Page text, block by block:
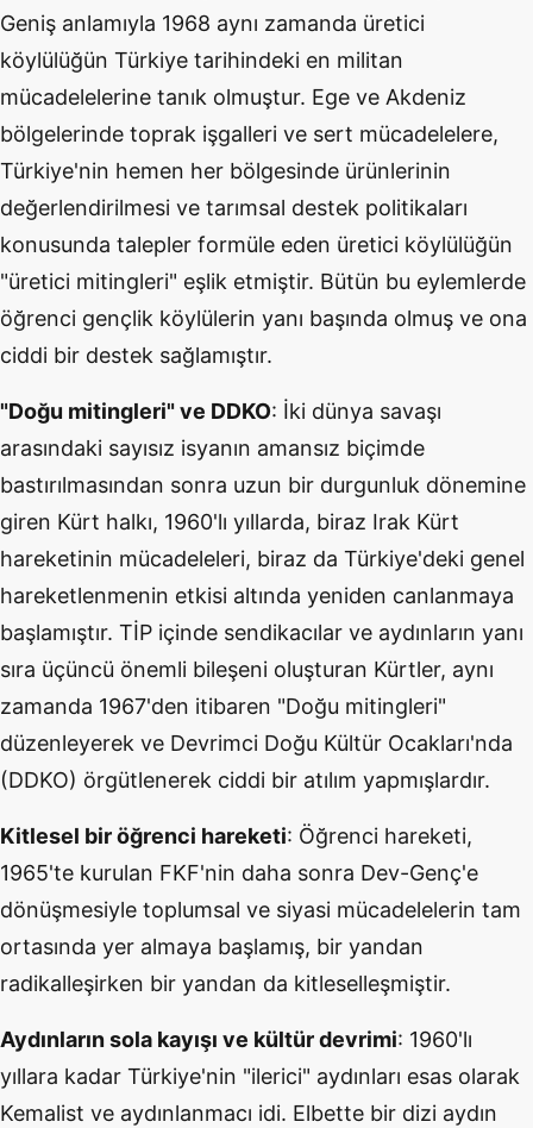
Geniş anlamıyla 1968 aynı zamanda üretici
köylülüğün Türkiye tarihindeki en militan
mücadelelerine tanık olmuştur. Ege ve Akdeniz
bölgelerinde toprak işgalleri ve sert mücadelelere,
Türkiye'nin hemen her bölgesinde ürünlerinin
değerlendirilmesi ve tarımsal destek politikaları
konusunda talepler formüle eden üretici köylülüğün
"üretici mitingleri" eşlik etmiştir. Bütün bu eylemlerde
öğrenci gençlik köylülerin yanı başında olmuş ve ona
ciddi bir destek sağlamıştır.
"Doğu mitingleri" ve DDKO: İki dünya savaşı
arasındaki sayısız isyanın amansız biçimde
bastırılmasından sonra uzun bir durgunluk dönemine
giren Kürt halkı, 1960'lı yıllarda, biraz Irak Kürt
hareketinin mücadeleleri, biraz da Türkiye'deki genel
hareketlenmenin etkisi altında yeniden canlanmaya
başlamıştır. TİP içinde sendikacılar ve aydınların yanı
sıra üçüncü önemli bileşeni oluşturan Kürtler, aynı
zamanda 1967'den itibaren "Doğu mitingleri"
düzenleyerek ve Devrimci Doğu Kültür Ocakları'nda
(DDKO) örgütlenerek ciddi bir atılım yapmışlardır.
Kitlesel bir öğrenci hareketi: Öğrenci hareketi,
1965'te kurulan FKF'nin daha sonra Dev-Genç'e
dönüşmesiyle toplumsal ve siyasi mücadelelerin tam
ortasında yer almaya başlamış, bir yandan
radikalleşirken bir yandan da kitleselleşmiştir.
Aydınların sola kayışı ve kültür devrimi: 1960'lı
yıllara kadar Türkiye'nin "ilerici" aydınları esas olarak
Kemalist ve aydınlanmacı idi. Elbette bir dizi aydın